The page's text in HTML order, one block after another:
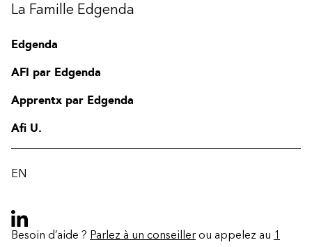
La Famille Edgenda
Edgenda
AFI par Edgenda
Apprentx par Edgenda
Afi U.
EN
Besoin d’aide ? Parlez à un conseiller ou appelez au 1